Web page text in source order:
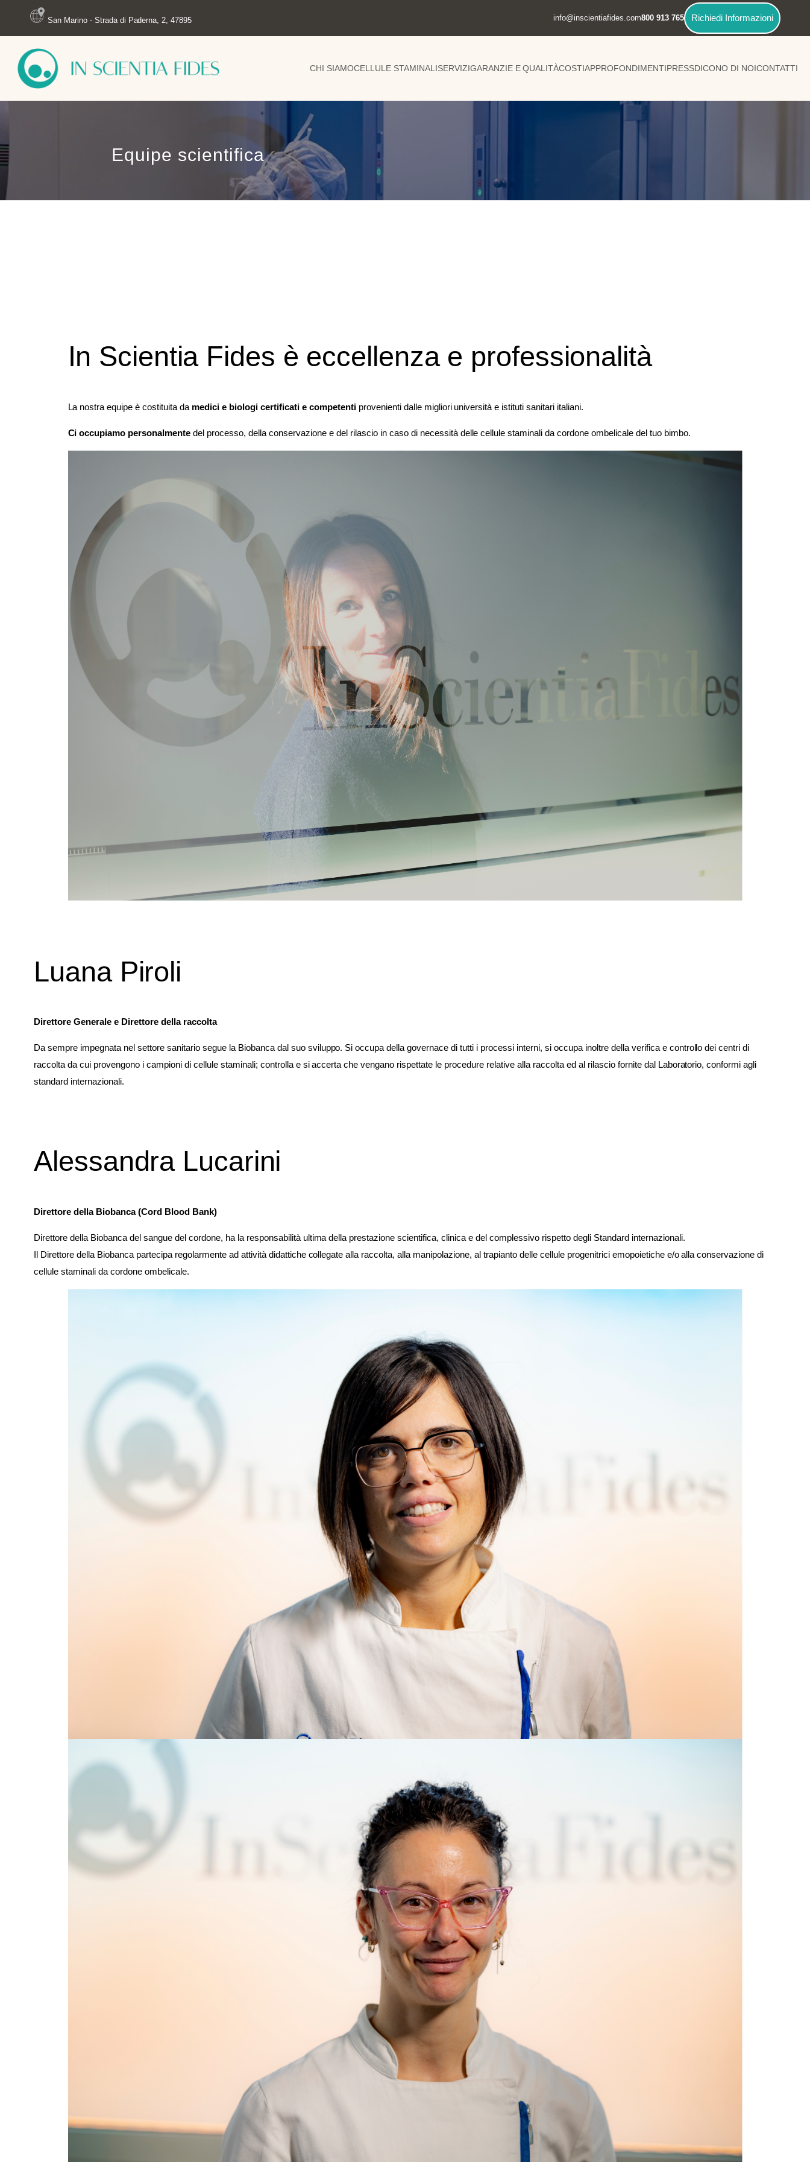
San Marino - Strada di Paderna, 2, 47895 info@inscientiafides.com800 913 765 Richiedi Informazioni
CHI SIAMOCELLULE STAMINALISERVIZIGARANZIE E QUALITÀCOSTIAPPROFONDIMENTIPRESSDICONO DI NOICONTATTI
Equipe scientifica
In Scientia Fides è eccellenza e professionalità
La nostra equipe è costituita da medici e biologi certificati e competenti provenienti dalle migliori università e istituti sanitari italiani.
Ci occupiamo personalmentedel processo, della conservazione e del rilascio in caso di necessità delle cellule staminali da cordone ombelicale del tuo bimbo.
Luana Piroli
Direttore Generale e Direttore della raccolta
Da sempre impegnata nel settore sanitario segue la Biobanca dal suo sviluppo. Si occupa della governace di tutti i processi interni, si occupa inoltre della verifica e controllo dei centri di
raccolta da cui provengono i campioni di cellule staminali; controlla e si accerta che vengano rispettate le procedure relative alla raccolta ed al rilascio fornite dal Laboratorio, conformi agli
standard internazionali.
Alessandra Lucarini
Direttore della Biobanca (Cord Blood Bank)
Direttore della Biobanca del sangue del cordone, ha la responsabilità ultima della prestazione scientifica, clinica e del complessivo rispetto degli Standard internazionali.
Il Direttore della Biobanca partecipa regolarmente ad attività didattiche collegate alla raccolta, alla manipolazione, al trapianto delle cellule progenitrici emopoietiche e/o alla conservazione di
cellule staminali da cordone ombelicale.